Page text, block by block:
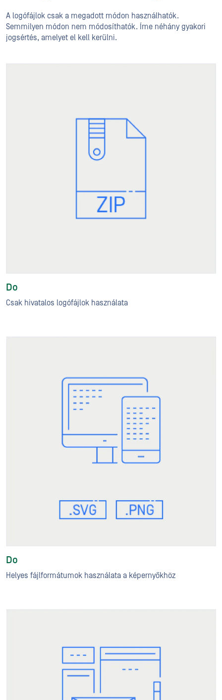
A logófájlok csak a megadott módon használhatók.
Semmilyen módon nem módosíthatók. Íme néhány gyakori
jogsértés, amelyet el kell kerülni.
Do
Csak hivatalos logófájlok használata
Do
Helyes fájlformátumok használata a képernyőkhöz